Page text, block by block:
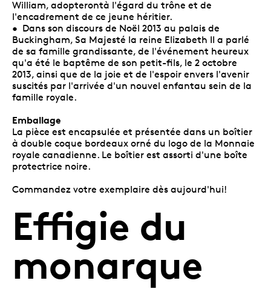
William, adopterontà l'égard du trône et de
l'encadrement de ce jeune héritier.
• Dans son discours de Noël 2013 au palais de
Buckingham, Sa Majesté la reine Elizabeth II a parlé
de sa famille grandissante, de l'événement heureux
qu'a été le baptême de son petit-fils, le 2 octobre
2013, ainsi que de la joie et de l'espoir envers l'avenir
suscités par l'arrivée d'un nouvel enfantau sein de la
famille royale.
Emballage
La pièce est encapsulée et présentée dans un boîtier
à double coque bordeaux orné du logo de la Monnaie
royale canadienne. Le boîtier est assorti d'une boîte
protectrice noire.
Commandez votre exemplaire dès aujourd'hui!
Effigie du
monarque